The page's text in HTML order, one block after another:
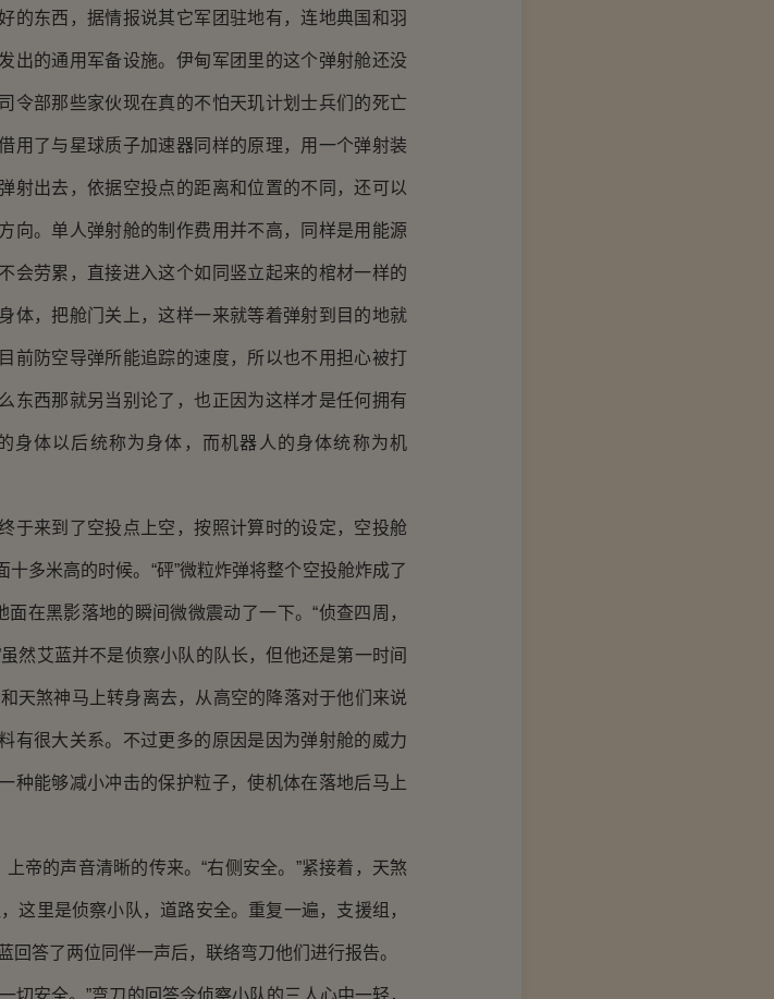
东西，据情报说其它军团驻地有，连地典国和羽
出的通用军备设施。伊甸军团里的这个弹射舱还没
令部那些家伙现在真的不怕天玑计划士兵们的死亡
用了与星球质子加速器同样的原理，用一个弹射装
射出去，依据空投点的距离和位置的不同，还可以
向。单人弹射舱的制作费用并不高，同样是用能源
会劳累，直接进入这个如同竖立起来的棺材一样的
体，把舱门关上，这样一来就等着弹射到目的地就
前防空导弹所能追踪的速度，所以也不用担心被打
东西那就另当别论了，也正因为这样才是任何拥有
身体以后统称为身体，而机器人的身体统称为机
来到了空投点上空，按照计算时的设定，空投舱
多米高的时候。“砰”微粒炸弹将整个空投舱炸成了
在黑影落地的瞬间微微震动了一下。“侦查四周，
然艾蓝并不是侦察小队的队长，但他还是第一时间
天煞神马上转身离去，从高空的降落对于他们来说
有很大关系。不过更多的原因是因为弹射舱的威力
种能够减小冲击的保护粒子，使机体在落地后马上
帝的声音清晰的传来。“右侧安全。”紧接着，天煞
这里是侦察小队，道路安全。重复一遍，支援组，
回答了两位同伴一声后，联络弯刀他们进行报告。
安全。”弯刀的回答令侦察小队的三人心中一轻，